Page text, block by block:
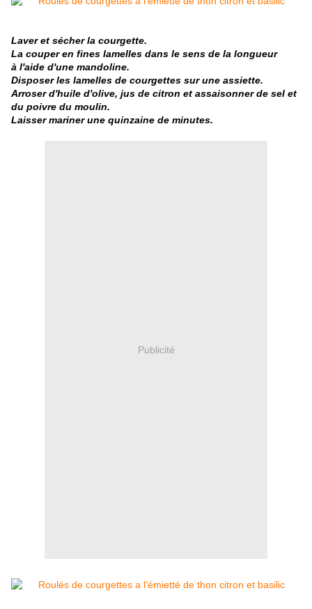
Laver et sécher la courgette.
La couper en fines lamelles dans le sens de la longueur
à l'aide d'une mandoline.
Disposer les lamelles de courgettes sur une assiette.
Arroser d'huile d'olive, jus de citron et assaisonner de sel et
du poivre du moulin.
Laisser mariner une quinzaine de minutes.
Publicité